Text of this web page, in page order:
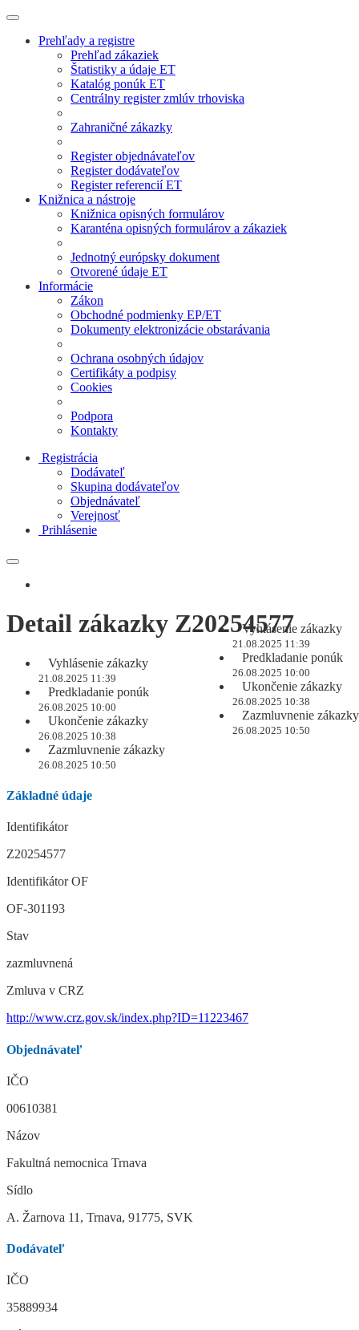
Prehľady a registre
Prehľad zákaziek
Štatistiky a údaje ET
Katalóg ponúk ET
Centrálny register zmlúv trhoviska
Zahraničné zákazky
Register objednávateľov
Register dodávateľov
Register referencií ET
Knižnica a nástroje
Knižnica opisných formulárov
Karanténa opisných formulárov a zákaziek
Jednotný európsky dokument
Otvorené údaje ET
Informácie
Zákon
Obchodné podmienky EP/ET
Dokumenty elektronizácie obstarávania
Ochrana osobných údajov
Certifikáty a podpisy
Cookies
Podpora
Kontakty
Registrácia
Dodávateľ
Skupina dodávateľov
Objednávateľ
Verejnosť
Prihlásenie
Vyhlásenie zákazky
21.08.2025 11:39
Predkladanie ponúk
26.08.2025 10:00
Ukončenie zákazky
26.08.2025 10:38
Zazmluvnenie zákazky
26.08.2025 10:50
Detail zákazky Z20254577
Vyhlásenie zákazky
21.08.2025 11:39
Predkladanie ponúk
26.08.2025 10:00
Ukončenie zákazky
26.08.2025 10:38
Zazmluvnenie zákazky
26.08.2025 10:50
Základné údaje
Identifikátor
Z20254577
Identifikátor OF
OF-301193
Stav
zazmluvnená
Zmluva v CRZ
http://www.crz.gov.sk/index.php?ID=11223467
Objednávateľ
IČO
00610381
Názov
Fakultná nemocnica Trnava
Sídlo
A. Žarnova 11, Trnava, 91775, SVK
Dodávateľ
IČO
35889934